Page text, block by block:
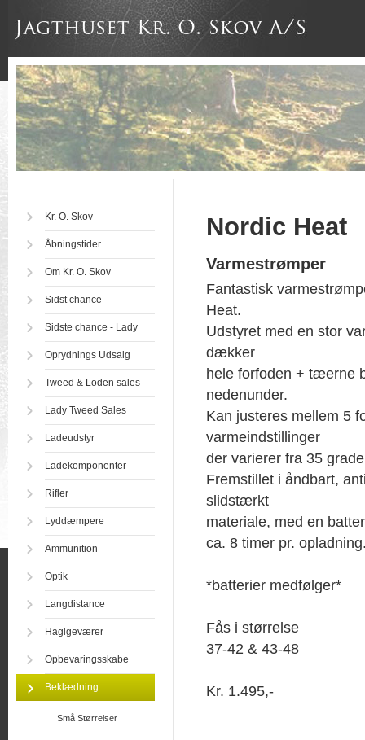
Kr. O. Skov
Åbningstider
Om Kr. O. Skov
Sidst chance
Sidste chance - Lady
Oprydnings Udsalg
Tweed & Loden sales
Lady Tweed Sales
Ladeudstyr
Ladekomponenter
Rifler
Lyddæmpere
Ammunition
Optik
Langdistance
Haglgeværer
Opbevaringsskabe
Beklædning
Små Størrelser
Nordic Heat
Varmestrømper
Fantastisk
Heat.
Udstyret med en stor
dækker
hele forfoden + tæerne
nedenunder.
Kan justeres mellem 5
varmeindstillinger
der varierer fra 35
Fremstillet i åndbart,
slidstærkt
materiale, med en
ca. 8 timer pr.
*batterier medfølger*
Fås i størrelse
37-42 & 43-48
Kr. 1.495,-